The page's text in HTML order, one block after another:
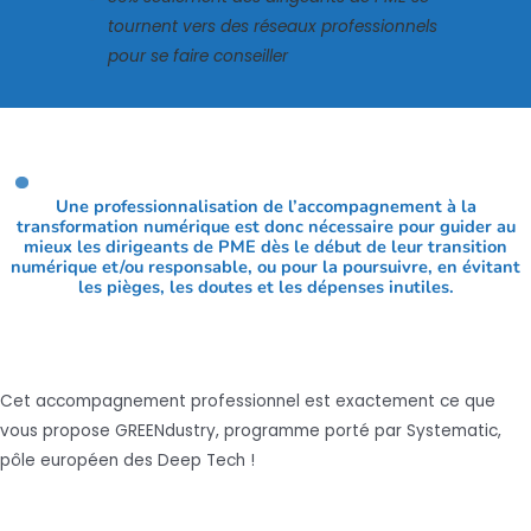
tournent vers des réseaux professionnels
pour se faire conseiller
Une professionnalisation de l’accompagnement à la
transformation numérique est donc nécessaire pour guider au
mieux les dirigeants de PME dès le début de leur transition
numérique et/ou responsable, ou pour la poursuivre, en évitant
les pièges, les doutes et les dépenses inutiles.
Cet accompagnement professionnel est exactement ce que
vous propose GREENdustry, programme porté par Systematic,
pôle européen des Deep Tech !